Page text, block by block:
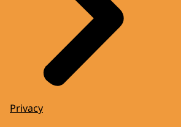
Privacy